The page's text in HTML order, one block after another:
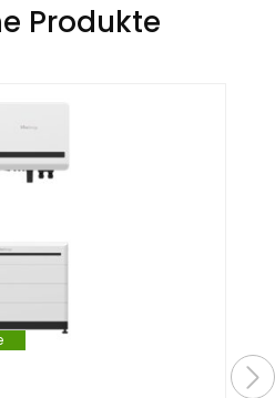
Produkte